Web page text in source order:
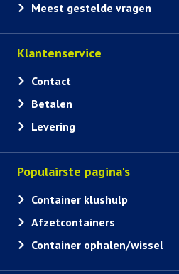
Meest gestelde vragen
Klantenservice
Contact
Betalen
Levering
Populairste pagina's
Container klushulp
Afzetcontainers
Container ophalen/wissel